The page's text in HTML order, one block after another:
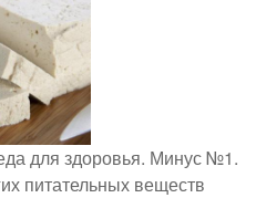
для здоровья. Минус №1.
питательных веществ